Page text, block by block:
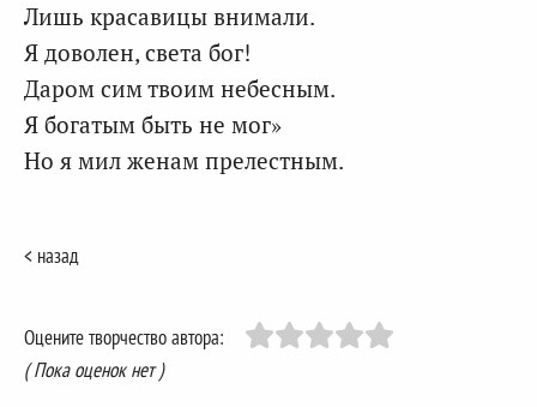
Лишь красавицы внимали.
Я доволен, света бог!
Даром сим твоим небесным.
Я богатым быть не мог»
Но я мил женам прелестным.
< назад
Оцените творчество автора:
( Пока оценок нет )